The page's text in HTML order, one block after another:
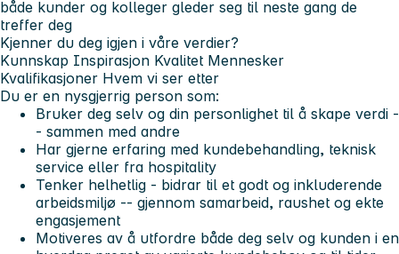
både kunder og kolleger gleder seg til neste gang de
treffer deg
Kjenner du deg igjen i våre verdier?
Kunnskap Inspirasjon Kvalitet Mennesker
Kvalifikasjoner Hvem vi ser etter
Du er en nysgjerrig person som:
Bruker deg selv og din personlighet til å skape verdi -
- sammen med andre
Har gjerne erfaring med kundebehandling, teknisk
service eller fra hospitality
Tenker helhetlig - bidrar til et godt og inkluderende
arbeidsmiljø -- gjennom samarbeid, raushet og ekte
engasjement
Motiveres av å utfordre både deg selv og kunden i en